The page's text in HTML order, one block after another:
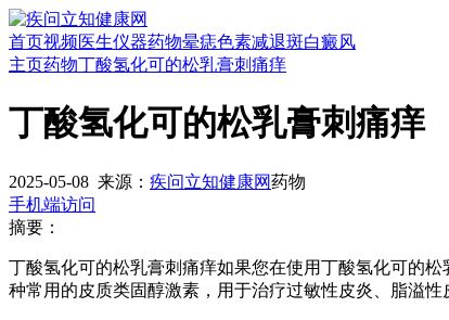
首页视频医生仪器药物晕痣色素减退斑白癜风
主页药物丁酸氢化可的松乳膏刺痛痒
丁酸氢化可的松乳膏刺痛痒
2025-05-08 来源： 疾问立知健康网药物
手机端访问
摘要：
丁酸氢化可的松乳膏刺痛痒如果您在使用丁酸氢化可的
种常用的皮质类固醇激素，用于治疗过敏性皮炎、脂溢